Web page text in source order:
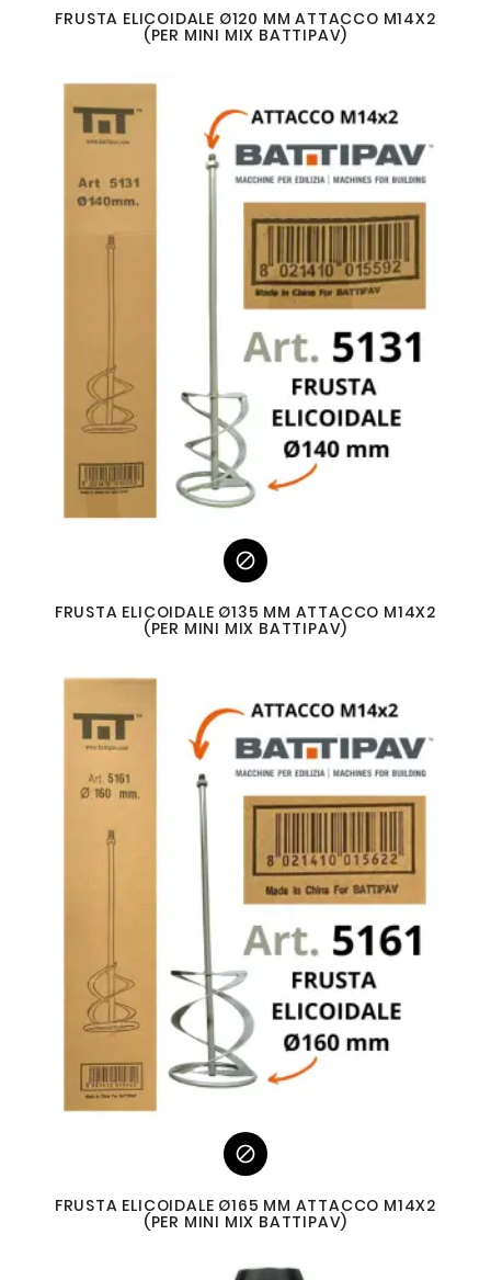
FRUSTA ELICOIDALE Ø120 MM ATTACCO M14X2
(PER MINI MIX BATTIPAV)

FRUSTA ELICOIDALE Ø135 MM ATTACCO M14X2
(PER MINI MIX BATTIPAV)

FRUSTA ELICOIDALE Ø165 MM ATTACCO M14X2
(PER MINI MIX BATTIPAV)